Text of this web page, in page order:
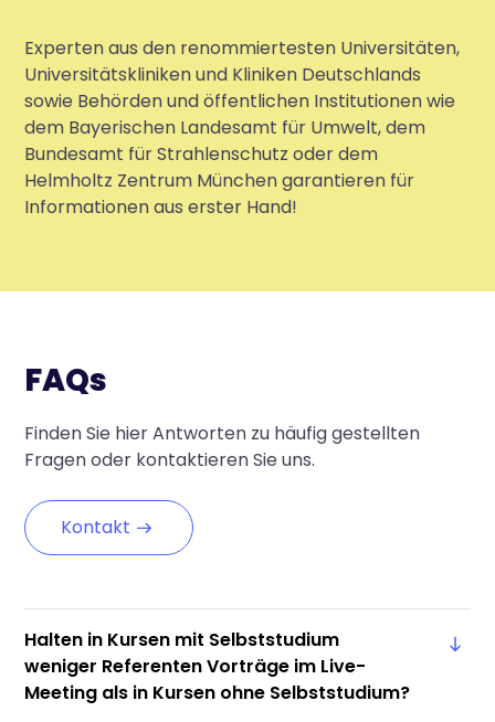
Experten aus den renommiertesten Universitäten,
Universitätskliniken und Kliniken Deutschlands
sowie Behörden und öffentlichen Institutionen wie
dem Bayerischen Landesamt für Umwelt, dem
Bundesamt für Strahlenschutz oder dem
Helmholtz Zentrum München garantieren für
Informationen aus erster Hand!
FAQs
Finden Sie hier Antworten zu häufig gestellten
Fragen oder kontaktieren Sie uns.
Kontakt
Halten in Kursen mit Selbststudium
weniger Referenten Vorträge im Live-
Meeting als in Kursen ohne Selbststudium?